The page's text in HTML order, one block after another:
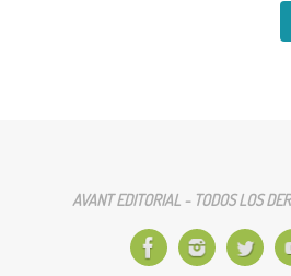
AVANT EDITORIAL - TODOS LOS